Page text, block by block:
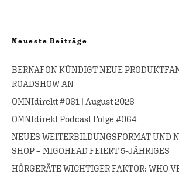
Neueste Beiträge
BERNAFON KÜNDIGT NEUE
ROADSHOW AN
OMNIdirekt #061 | August 2026
OMNIdirekt Podcast Folge #064
NEUES WEITERBILDUNGSFORMAT UND
SHOP – MIGOHEAD FEIERT 5-JÄHRIGES
HÖRGERÄTE WICHTIGER FAKTOR: WHO